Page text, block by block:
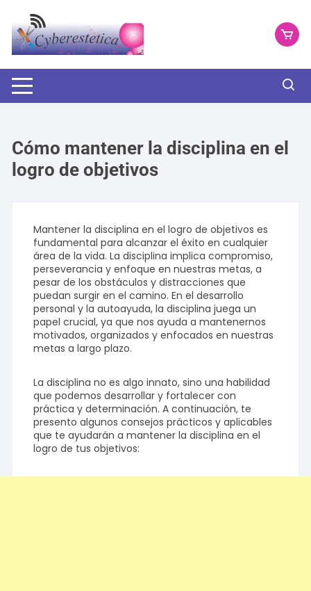
contenido
Cómo mantener la disciplina en el
logro de objetivos
Mantener la disciplina en el logro de objetivos es
fundamental para alcanzar el éxito en cualquier
área de la vida. La disciplina implica compromiso,
perseverancia y enfoque en nuestras metas, a
pesar de los obstáculos y distracciones que
puedan surgir en el camino. En el desarrollo
personal y la autoayuda, la disciplina juega un
papel crucial, ya que nos ayuda a mantenernos
motivados, organizados y enfocados en nuestras
metas a largo plazo.
La disciplina no es algo innato, sino una habilidad
que podemos desarrollar y fortalecer con
práctica y determinación. A continuación, te
presento algunos consejos prácticos y aplicables
que te ayudarán a mantener la disciplina en el
logro de tus objetivos: